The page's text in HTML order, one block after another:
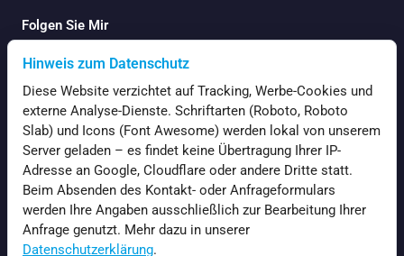
Folgen Sie Mir
Navigation
Startseite
Aktuelles
Über mich
Hinweis zum Datenschutz
Diese Website verzichtet auf Tracking, Werbe-Cookies und
externe Analyse-Dienste. Schriftarten (Roboto, Roboto
Slab) und Icons (Font Awesome) werden lokal von unserem
Server geladen – es findet keine Übertragung Ihrer IP-
Adresse an Google, Cloudflare oder andere Dritte statt.
Beim Absenden des Kontakt- oder Anfrageformulars
werden Ihre Angaben ausschließlich zur Bearbeitung Ihrer
Anfrage genutzt. Mehr dazu in unserer
Datenschutzerklärung.